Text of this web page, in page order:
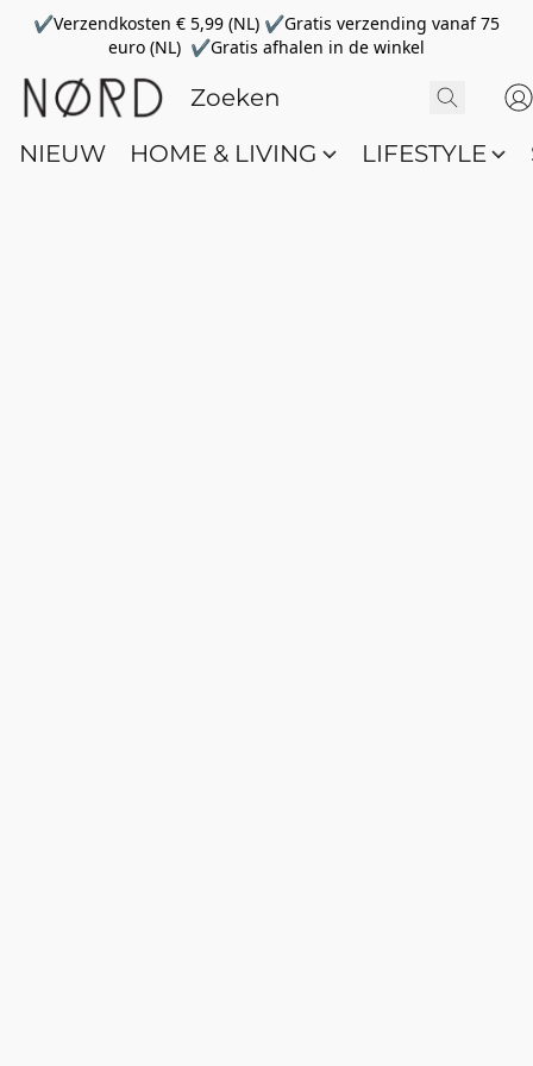
✔Verzendkosten € 5,99 (NL) ✔Gratis verzending vanaf 75
euro (NL) ✔Gratis afhalen in de winkel
NIEUW HOME & LIVING LIFESTYLE